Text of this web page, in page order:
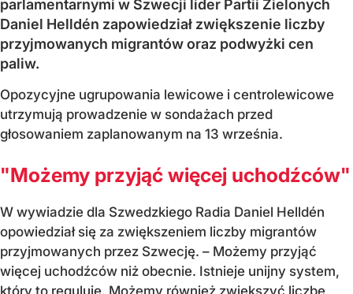
parlamentarnymi w Szwecji lider Partii Zielonych
Daniel Helldén zapowiedział zwiększenie liczby
przyjmowanych migrantów oraz podwyżki cen
paliw.
Opozycyjne ugrupowania lewicowe i centrolewicowe
utrzymują prowadzenie w sondażach przed
głosowaniem zaplanowanym na 13 września.
"Możemy przyjąć więcej uchodźców"
W wywiadzie dla Szwedzkiego Radia Daniel Helldén
opowiedział się za zwiększeniem liczby migrantów
przyjmowanych przez Szwecję. – Możemy przyjąć
więcej uchodźców niż obecnie. Istnieje unijny system,